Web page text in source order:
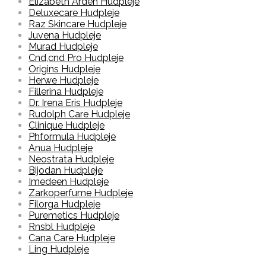
Deluxecare Hudpleje
Raz Skincare Hudpleje
Juvena Hudpleje
Murad Hudpleje
Cnd,cnd Pro Hudpleje
Origins Hudpleje
Herwe Hudpleje
Fillerina Hudpleje
Dr. Irena Eris Hudpleje
Rudolph Care Hudpleje
Clinique Hudpleje
Phformula Hudpleje
Anua Hudpleje
Neostrata Hudpleje
Bijodan Hudpleje
Imedeen Hudpleje
Zarkoperfume Hudpleje
Filorga Hudpleje
Puremetics Hudpleje
Rnsbl Hudpleje
Cana Care Hudpleje
Ling Hudpleje